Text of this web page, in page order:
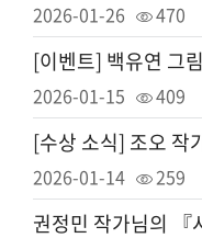
2026-01-26 470
2026-01-15 409
2026-01-14 259